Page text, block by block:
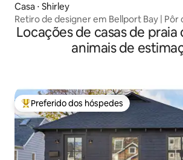
Casa ⋅ Shirley
Retiro de designer em Bellport Bay | Pôr
deslumbrante
Locações de casas de
animais de
Entre os melhores preferidos dos
Preferido dos hóspedes